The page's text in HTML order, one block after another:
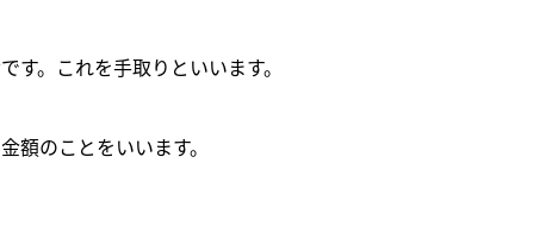
。これを手取りといいます。
のことをいいます。